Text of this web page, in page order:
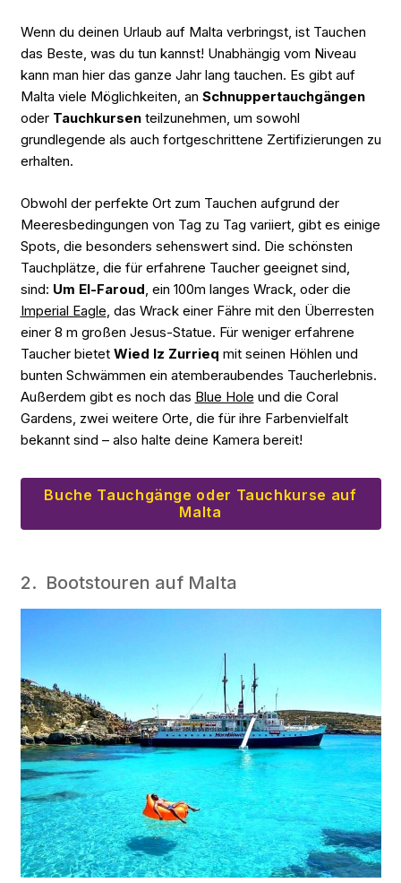
Wenn du deinen Urlaub auf Malta verbringst, ist Tauchen
das Beste, was du tun kannst! Unabhängig vom Niveau
kann man hier das ganze Jahr lang tauchen. Es gibt auf
Malta viele Möglichkeiten, an Schnuppertauchgängen
oder Tauchkursenteilzunehmen, um sowohl
grundlegende als auch fortgeschrittene Zertifizierungen zu
erhalten.
Obwohl der perfekte Ort zum Tauchen aufgrund der
Meeresbedingungen von Tag zu Tag variiert, gibt es einige
Spots, die besonders sehenswert sind. Die schönsten
Tauchplätze, die für erfahrene Taucher geeignet sind,
sind: Um El-Faroud, ein 100m langes Wrack, oder die
Imperial Eagle, das Wrack einer Fähre mit den Überresten
einer 8 m großen Jesus-Statue. Für weniger erfahrene
Taucher bietet Wied Iz Zurrieq mit seinen Höhlen und
bunten Schwämmen ein atemberaubendes Taucherlebnis.
Außerdem gibt es noch das Blue Hole und die Coral
Gardens, zwei weitere Orte, die für ihre Farbenvielfalt
bekannt sind – also halte deine Kamera bereit!
Buche Tauchgänge oder Tauchkurse auf
Malta
2. Bootstouren auf Malta